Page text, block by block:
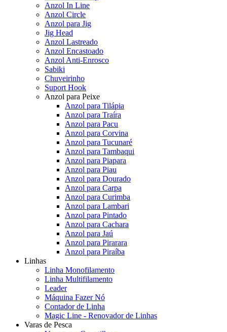
Anzol In Line
Anzol Circle
Anzol para Jig
Jig Head
Anzol Lastreado
Anzol Encastoado
Anzol Anti-Enrosco
Sabiki
Chuveirinho
Suport Hook
Anzol para Peixe
Anzol para Tilápia
Anzol para Traíra
Anzol para Pacu
Anzol para Corvina
Anzol para Tucunaré
Anzol para Tambaqui
Anzol para Piapara
Anzol para Piau
Anzol para Dourado
Anzol para Carpa
Anzol para Curimba
Anzol para Lambari
Anzol para Pintado
Anzol para Cachara
Anzol para Jaú
Anzol para Pirarara
Anzol para Piraíba
Linhas
Linha Monofilamento
Linha Multifilamento
Leader
Máquina Fazer Nó
Contador de Linha
Magic Line - Renovador de Linhas
Varas de Pesca